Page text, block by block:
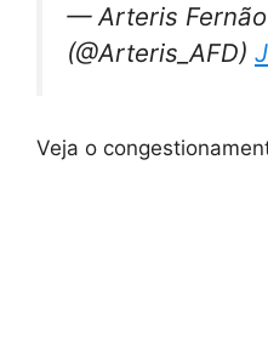
— Arteris
(@Arteris_AFD)
Veja o